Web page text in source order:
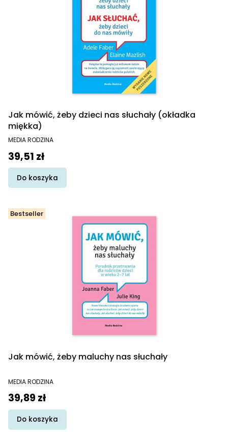
Jak mówić, żeby dzieci nas słuchały (okładka
miękka)
PRODUCENT
MEDIA RODZINA
Cena promocyjna
39,51 zł
Do koszyka
Bestseller
Jak mówić, żeby maluchy nas słuchały
PRODUCENT
MEDIA RODZINA
Cena
39,89 zł
Do koszyka